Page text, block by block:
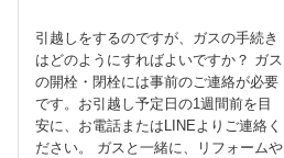
引越しをするのですが、ガスの手続き
はどのようにすればよいですか？ ガス
の開栓・閉栓には事前のご連絡が必要
です。お引越し予定日の1週間前を目
安に、お電話またはLINEよりご連絡く
ださい。 ガスと一緒に、リフォームや